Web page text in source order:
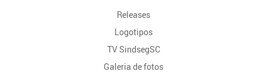
Releases
Logotipos
TV SindsegSC
Galeria de fotos